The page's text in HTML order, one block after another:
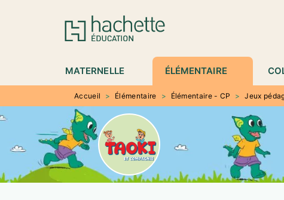
MENU RECHERCHE
MATERNELLE ÉLÉMENTAIRE
Accueil > Élémentaire > Élémentaire - CP > Jeux